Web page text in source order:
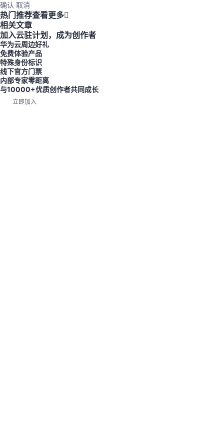
确认 取消
热门推荐查看更多
相关文章
加入云驻计划，成为创作者
华为云周边好礼
免费体验产品
特殊身份标识
线下官方门票
内部专家零距离
与10000+优质创作者共同成长
立即加入